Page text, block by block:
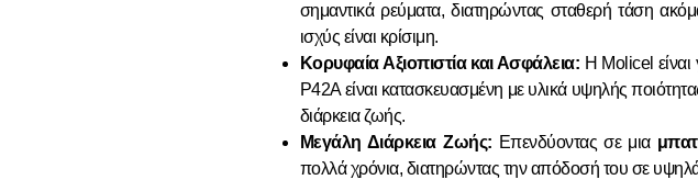
σημαντικά ρεύματα, διατηρώντας σταθερή τάση
ισχύς είναι κρίσιμη.
Κορυφαία Αξιοπιστία και Ασφάλεια: Η Molicel
P42A είναι κατασκευασμένη με υλικά υψηλής
διάρκεια ζωής.
Μεγάλη Διάρκεια Ζωής: Επενδύοντας σε μια
πολλά χρόνια, διατηρώντας την απόδοσή του σε